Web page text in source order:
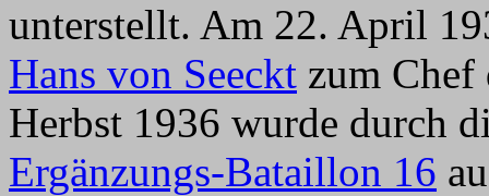
unterstellt. Am 22. April
Hans von Seeckt zum Chef
Herbst 1936 wurde durch
Ergänzungs-Bataillon 16